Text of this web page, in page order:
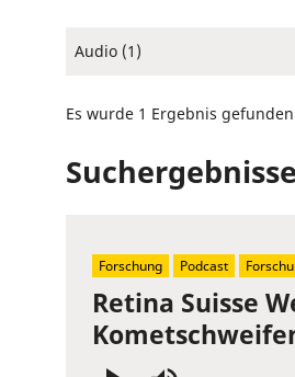
Audio (1)
Es wurde 1 Ergebnis
Suchergebnisse
Retina Suisse
Forschung Podcast